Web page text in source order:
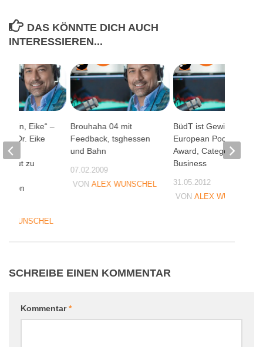
DAS KÖNNTE DICH AUCH
INTERESSIEREN...
Brouhaha 04 mit
Feedback, tsghessen
und Bahn
07.02.2009
VON ALEX WUNSCHEL
BüdT ist Gewinner des
European Podcast
Award, Category
Business
31.05.2012
VONALEX WUNSCHEL
Brain, Eike“ –
mit Dr. Eike
zu
WUNSCHEL
SCHREIBE EINEN KOMMENTAR
Kommentar*